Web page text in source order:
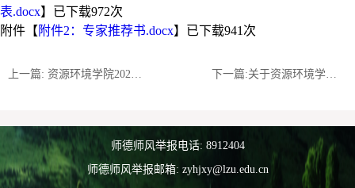
表.docx】已下载972次
附件【 附件2：专家推荐书.docx】已下载941 次
上一篇: 资源环境学院2025级地理科学类、环境科学与工程类分流结果公示 下一篇:关于资源环境学院2026年拟录取研究生后续工作事宜的通知
师德师风举报电话: 8912404
师德师风举报邮箱: zyhjxy@lzu.edu.cn